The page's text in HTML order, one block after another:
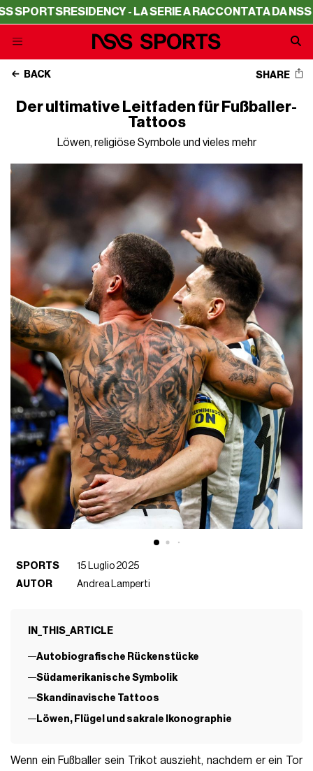
RESIDENCY - LA SERIE A RACCONTATA DA NSS SPORTS
BACK SHARE
Der ultimative Leitfaden für Fußballer-
Tattoos
Löwen, religiöse Symbole und vieles mehr
SPORTS
15 Luglio 2025
AUTOR
Andrea Lamperti
IN_THIS_ARTICLE
Autobiografische Rückenstücke
Südamerikanische Symbolik
Skandinavische Tattoos
Löwen, Flügel und sakrale Ikonographie
Wenn ein Fußballer sein Trikot auszieht, nachdem er ein Tor